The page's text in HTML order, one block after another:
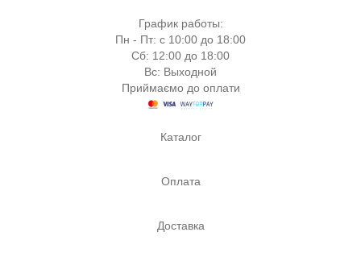
График работы:
Пн - Пт: с 10:00 до 18:00
Сб: 12:00 до 18:00
Вс: Выходной
Приймаємо до оплати
Каталог
Оплата
Доставка